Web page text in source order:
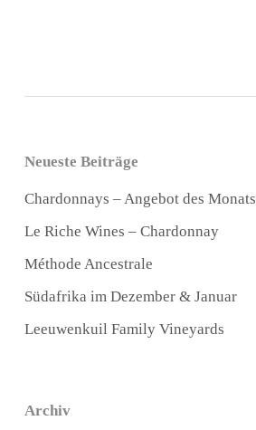
Neueste Beiträge
Chardonnays – Angebot des Monats
Le Riche Wines – Chardonnay
Méthode Ancestrale
Südafrika im Dezember & Januar
Leeuwenkuil Family Vineyards
Archiv